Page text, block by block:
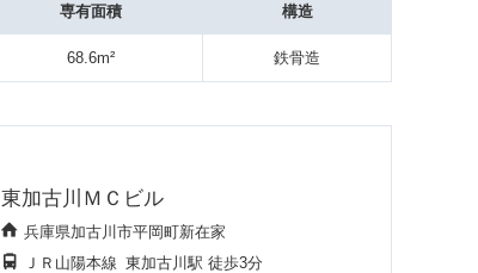
専有面積 構造
68.6m² 鉄骨造
東加古川ＭＣビル
兵庫県加古川市平岡町新在家
ＪＲ山陽本線 東加古川駅 徒歩3分